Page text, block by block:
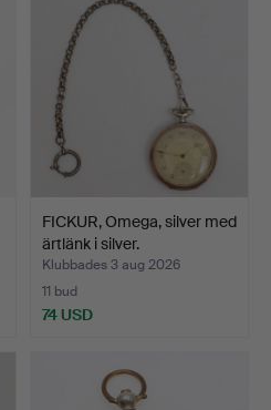
FICKUR, Omega, silver med
ärtlänk i silver.
Klubbades 3 aug 2026
11 bud
74 USD